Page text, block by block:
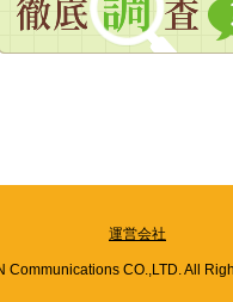
運営会社
Communications CO.,LTD. All